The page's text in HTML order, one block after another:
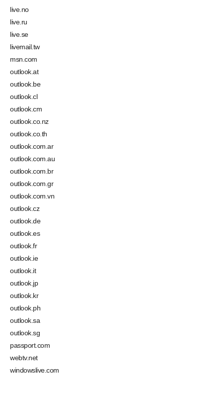
live.no
live.ru
live.se
livemail.tw
msn.com
outlook.at
outlook.be
outlook.cl
outlook.cm
outlook.co.nz
outlook.co.th
outlook.com.ar
outlook.com.au
outlook.com.br
outlook.com.gr
outlook.com.vn
outlook.cz
outlook.de
outlook.es
outlook.fr
outlook.ie
outlook.it
outlook.jp
outlook.kr
outlook.ph
outlook.sa
outlook.sg
passport.com
webtv.net
windowslive.com